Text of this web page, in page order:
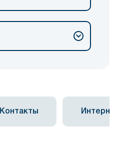
Контакты